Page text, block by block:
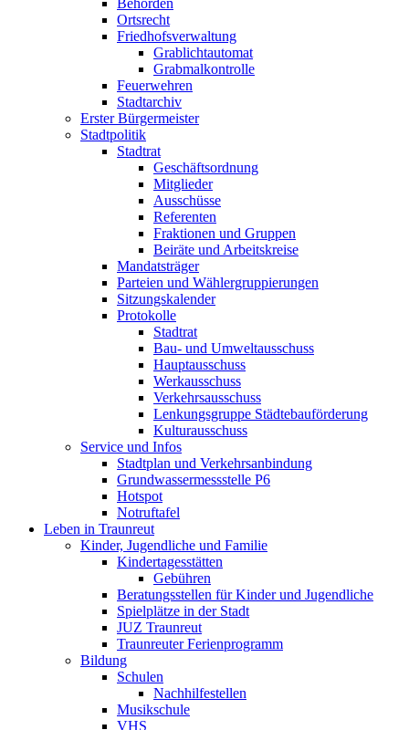
Behörden
Ortsrecht
Friedhofsverwaltung
Grablichtautomat
Grabmalkontrolle
Feuerwehren
Stadtarchiv
Erster Bürgermeister
Stadtpolitik
Stadtrat
Geschäftsordnung
Mitglieder
Ausschüsse
Referenten
Fraktionen und Gruppen
Beiräte und Arbeitskreise
Mandatsträger
Parteien und Wählergruppierungen
Sitzungskalender
Protokolle
Stadtrat
Bau- und Umweltausschuss
Hauptausschuss
Werkausschuss
Verkehrsausschuss
Lenkungsgruppe Städtebauförderung
Kulturausschuss
Service und Infos
Stadtplan und Verkehrsanbindung
Grundwassermessstelle P6
Hotspot
Notruftafel
Leben in Traunreut
Kinder, Jugendliche und Familie
Kindertagesstätten
Gebühren
Beratungsstellen für Kinder und Jugendliche
Spielplätze in der Stadt
JUZ Traunreut
Traunreuter Ferienprogramm
Bildung
Schulen
Nachhilfestellen
Musikschule
VHS